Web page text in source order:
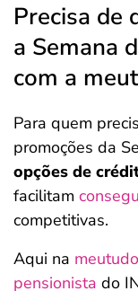
Precisa de
a Semana
com a
Para quem
promoções da
opções de
facilitam
competitivas.
Aqui na meutudo
pensionista do